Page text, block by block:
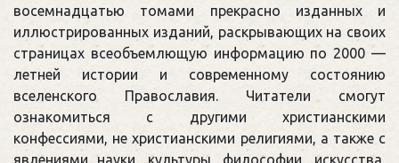
восемнадцатью томами прекрасно изданных и
иллюстрированных изданий, раскрывающих на своих
страницах всеобъемлющую информацию по 2000 —
летней истории и современному состоянию
вселенского Православия. Читатели смогут
ознакомиться с другими христианскими
конфессиями, не христианскими религиями, а также с
явлениями науки, культуры, философии, искусства,